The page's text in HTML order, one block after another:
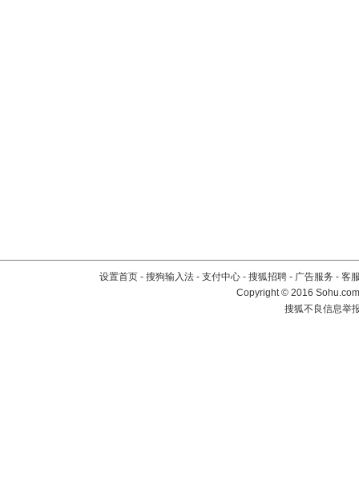
设置首页 - 搜狗输入法 - 支付中心 - 搜狐招聘 - 广告服务 - 客
Copyright©2016
搜狐不良信息举